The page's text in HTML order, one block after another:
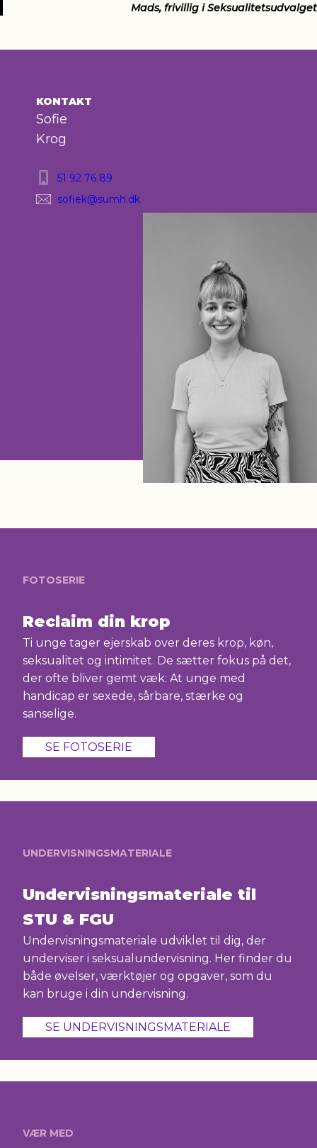
Mads, frivillig i Seksualitetsudvalget
KONTAKT
Sofie
Krog
51 92 76 89
sofiek@sumh.dk
FOTOSERIE
Reclaim din krop
Ti unge tager ejerskab over deres krop, køn,
seksualitet og intimitet. De sætter fokus på det,
der ofte bliver gemt væk: At unge med
handicap er sexede, sårbare, stærke og
sanselige.
SE FOTOSERIE
UNDERVISNINGSMATERIALE
Undervisningsmateriale til
STU & FGU
Undervisningsmateriale udviklet til dig, der
underviser i seksualundervisning. Her finder du
både øvelser, værktøjer og opgaver, som du
kan bruge i din undervisning.
SE UNDERVISNINGSMATERIALE
VÆR MED